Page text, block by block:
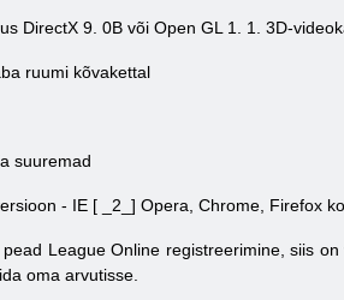
DirectX 9. 0B või Open GL 1. 1. 3D-
ruumi kõvakettal
suuremad
- IE [ _2_] Opera, Chrome, Firefox
League Online registreerimine, siis
oma arvutisse.